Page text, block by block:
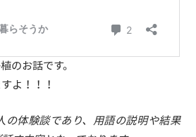
のお話です。
よ！！！
の体験談であり、用語の説明や結果